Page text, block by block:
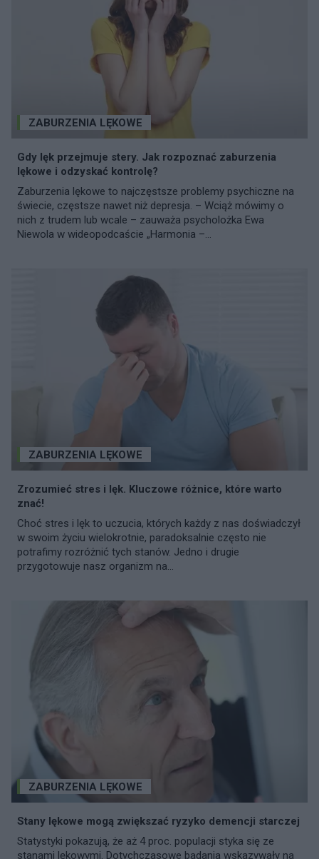
ZABURZENIA LĘKOWE
Gdy lęk przejmuje stery. Jak rozpoznać zaburzenia
lękowe i odzyskać kontrolę?
Zaburzenia lękowe to najczęstsze problemy psychiczne na
świecie, częstsze nawet niż depresja. – Wciąż mówimy o
nich z trudem lub wcale – zauważa psycholożka Ewa
Niewola w wideopodcaście „Harmonia –...
ZABURZENIA LĘKOWE
Zrozumieć stres i lęk. Kluczowe różnice, które warto
znać!
Choć stres i lęk to uczucia, których każdy z nas doświadczył
w swoim życiu wielokrotnie, paradoksalnie często nie
potrafimy rozróżnić tych stanów. Jedno i drugie
przygotowuje nasz organizm na...
ZABURZENIA LĘKOWE
Stany lękowe mogą zwiększać ryzyko demencji starczej
Statystyki pokazują, że aż 4 proc. populacji styka się ze
stanami lękowymi. Dotychczasowe badania wskazywały na